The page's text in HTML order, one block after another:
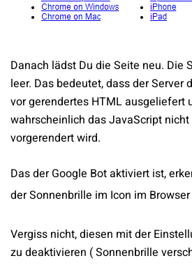
Danach lädst Du die Seite neu. Die
leer. Das bedeutet, dass der Server
vor gerendertes HTML ausgeliefert
wahrscheinlich das JavaScript
vorgerendert wird.
Das der Google Bot aktiviert ist,
der Sonnenbrille im Icon im Browser
Vergiss nicht, diesen mit der
zu deaktivieren ( Sonnenbrille